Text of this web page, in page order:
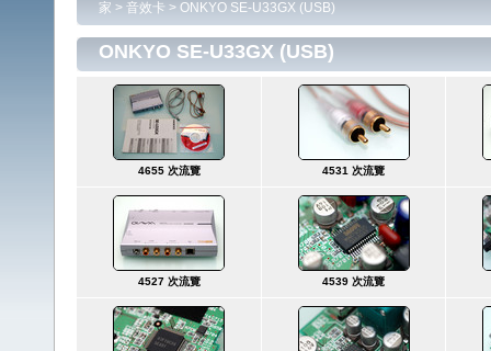
家 > 音效卡 > ONKYO SE-U33GX (USB)
ONKYO SE-U33GX (USB)
4655 次流覽 4531 次流覽
4527 次流覽 4539 次流覽